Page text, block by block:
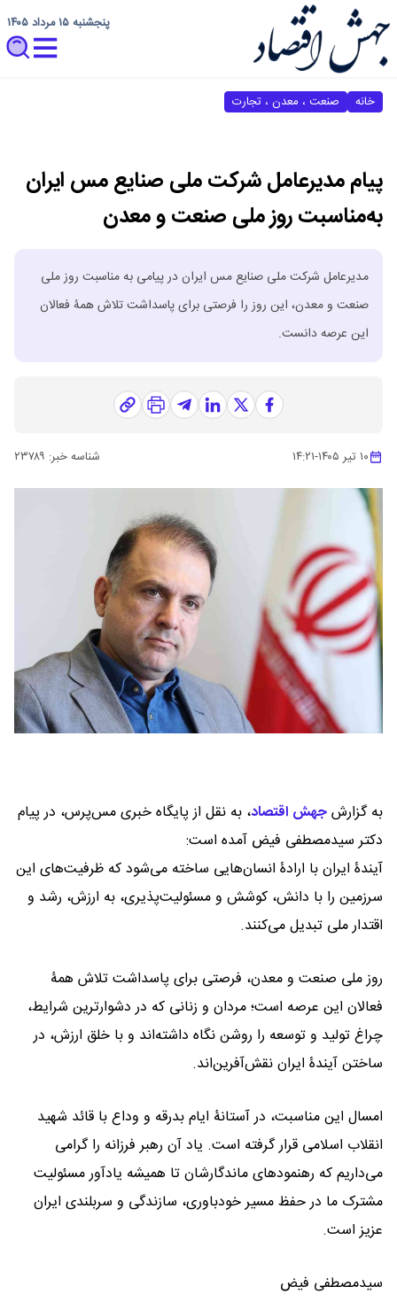
پنجشنبه ۱۵ مرداد ۱۴۰۵
خانه صنعت ، معدن ، تجارت
پیام مدیرعامل شرکت ملی صنایع مس ایران
به‌مناسبت روز ملی صنعت و معدن
مدیرعامل شرکت ملی صنایع مس ایران در پیامی به مناسبت روز ملی
صنعت و معدن، این روز را فرصتی برای پاسداشت تلاش همۀ فعالان
این عرصه دانست.
۱۰ تیر ۱۴۰۵ -۱۴:۲۱ شناسه خبر: ۲۳۷۸۹
به گزارشجهش اقتصاد، به نقل از پایگاه خبری مس‌پرس، در پیام
دکتر سیدمصطفی فیض آمده است:
آیندۀ ایران با ارادۀ انسان‌هایی ساخته می‌شود که ظرفیت‌های این
سرزمین را با دانش، کوشش و مسئولیت‌پذیری، به ارزش، رشد و
اقتدار ملی تبدیل می‌کنند.
روز ملی صنعت و معدن، فرصتی برای پاسداشت تلاش همۀ
فعالان این عرصه است؛ مردان و زنانی که در دشوارترین شرایط،
چراغ تولید و توسعه را روشن نگاه داشته‌اند و با خلق ارزش، در
ساختن آیندۀ ایران نقش‌آفرین‌اند.
امسال این مناسبت، در آستانۀ ایام بدرقه و وداع با قائد شهید
انقلاب اسلامی قرار گرفته است. یاد آن رهبر فرزانه را گرامی
می‌داریم که رهنمودهای ماندگارشان تا همیشه یادآور مسئولیت
مشترک ما در حفظ مسیر خودباوری، سازندگی و سربلندی ایران
عزیز است.
سیدمصطفی فیض